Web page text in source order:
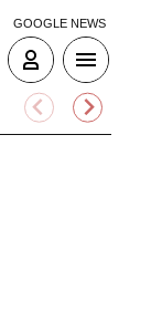
GOOGLE NEWS
ВІЙНА НА